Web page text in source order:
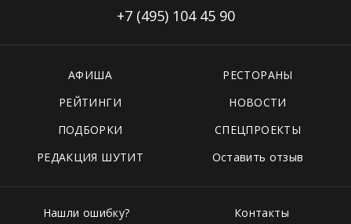
+7 (495) 104 45 90
АФИША
РЕСТОРАНЫ
РЕЙТИНГИ
НОВОСТИ
ПОДБОРКИ
СПЕЦПРОЕКТЫ
РЕДАКЦИЯ ШУТИТ
Оставить отзыв
Нашли ошибку?
Контакты